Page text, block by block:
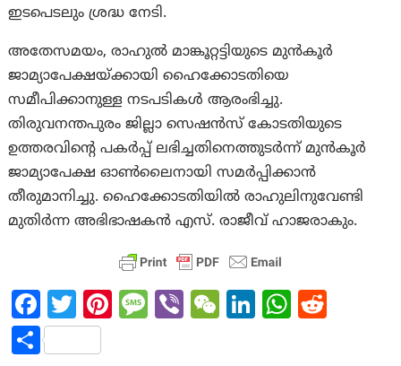
ഇടപെടലും ശ്രദ്ധ നേടി.
അതേസമയം, രാഹുൽ മാങ്കൂറ്റട്ടിയുടെ മുൻകൂർ
ജാമ്യാപേക്ഷയ്ക്കായി ഹൈക്കോടതിയെ
സമീപിക്കാനുള്ള നടപടികൾ ആരംഭിച്ചു.
തിരുവനന്തപുരം ജില്ലാ സെഷൻസ് കോടതിയുടെ
ഉത്തരവിന്റെ പകർപ്പ് ലഭിച്ചതിനെത്തുടർന്ന് മുൻകൂർ
ജാമ്യാപേക്ഷ ഓൺലൈനായി സമർപ്പിക്കാൻ
തീരുമാനിച്ചു. ഹൈക്കോടതിയിൽ രാഹുലിനുവേണ്ടി
മുതിർന്ന അഭിഭാഷകൻ എസ്. രാജീവ് ഹാജരാകും.
Fa
ce
T
w
Pi M Vi W Li W
S